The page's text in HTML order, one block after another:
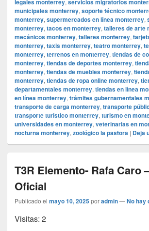
legales monterrey, servicios migratorios
municipales monterrey, soporte técnico
monterrey, supermercados en línea monterrey,
monterrey, tacos en monterrey, talleres de arte
mecánicos monterrey, talleres monterrey,
monterrey, taxis monterrey, teatro monterrey,
monterrey, terrenos en monterrey, tiendas de
monterrey, tiendas de deportes monterrey,
monterrey, tiendas de muebles monterrey,
monterrey, tiendas de ropa online monterrey,
departamentales monterrey, tiendas en línea
en línea monterrey, trámites gubernamentales
transporte de carga monterrey, transporte
transporte turístico monterrey, turismo en
universidades en monterrey, veterinarias en
nocturna monterrey, zoológico la pastora | Deja
T3R Elemento- Rafa Caro
Oficial
Publicado el mayo 10, 2025poradmin—No hay
Visitas: 2